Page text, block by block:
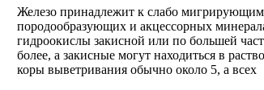
Железо принадлежит к слабо
породообразующих и акцессорных
гидроокислы закисной или по большей
более, а закисные могут находиться в
коры выветривания обычно около 5, а всех